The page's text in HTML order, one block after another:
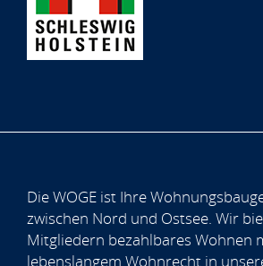
Die WOGE ist Ihre
zwischen Nord und Ostsee. Wir
Mitgliedern bezahlbares Wohnen
lebenslangem Wohnrecht in